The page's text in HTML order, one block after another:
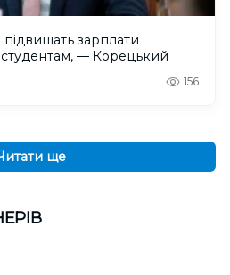
підвищать зарплати
студентам, — Корецький
156
ще